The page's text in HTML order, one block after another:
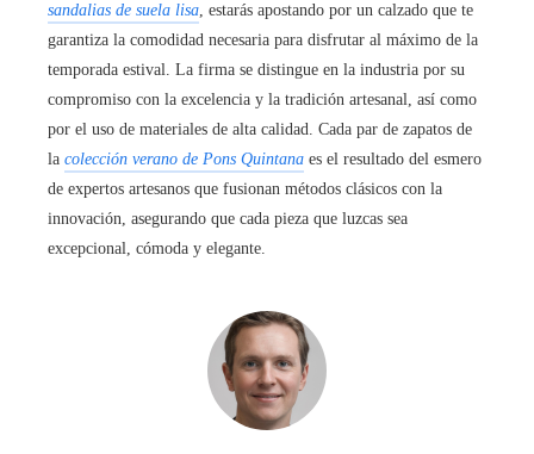
sandalias de suela lisa, estarás apostando por un calzado que te
garantiza la comodidad necesaria para disfrutar al máximo de la
temporada estival. La firma se distingue en la industria por su
compromiso con la excelencia y la tradición artesanal, así como
por el uso de materiales de alta calidad. Cada par de zapatos de
la colección verano de Pons Quintana es el resultado del esmero
de expertos artesanos que fusionan métodos clásicos con la
innovación, asegurando que cada pieza que luzcas sea
excepcional, cómoda y elegante.